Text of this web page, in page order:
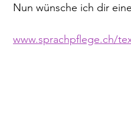
Nun wünsche ich dir
www.sprachpflege.ch/